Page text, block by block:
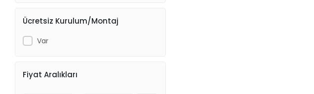
Ücretsiz Kurulum/Montaj
Var
Fiyat Aralıkları